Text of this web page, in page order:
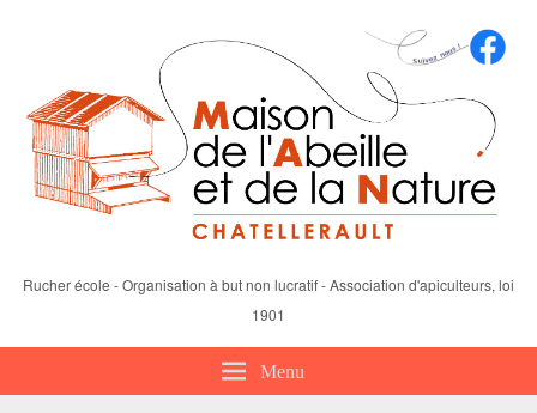
Rucher école - Organisation à but non lucratif - Association d'apiculteurs, loi
1901
Menu